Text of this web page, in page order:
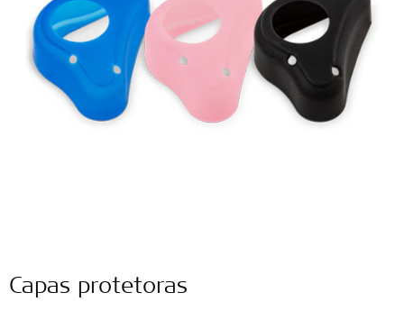
Capas protetoras